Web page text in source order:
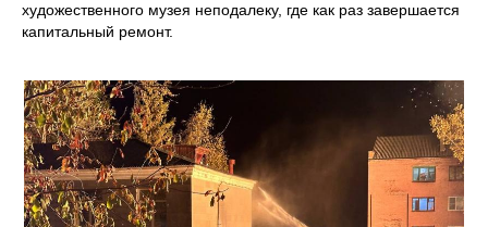
художественного музея неподалеку, где как раз завершается
капитальный ремонт.